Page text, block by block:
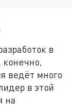
в
конечно,
ведёт много
в этой
на